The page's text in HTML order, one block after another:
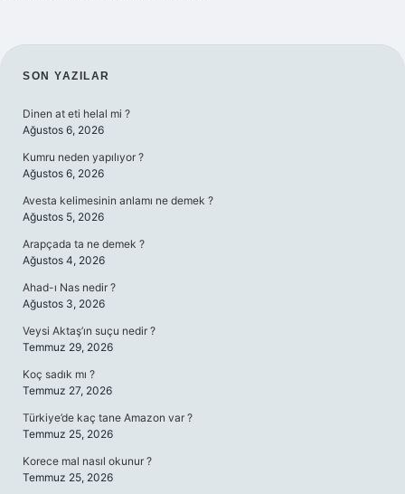
SIDEBAR
SON YAZILAR
Dinen at eti helal mi ?
Ağustos 6, 2026
Kumru neden yapılıyor ?
Ağustos 6, 2026
Avesta kelimesinin anlamı ne demek ?
Ağustos 5, 2026
Arapçada ta ne demek ?
Ağustos 4, 2026
Ahad-ı Nas nedir ?
Ağustos 3, 2026
Veysi Aktaş’ın suçu nedir ?
Temmuz 29, 2026
Koç sadık mı ?
Temmuz 27, 2026
Türkiye’de kaç tane Amazon var ?
Temmuz 25, 2026
Korece mal nasıl okunur ?
Temmuz 25, 2026